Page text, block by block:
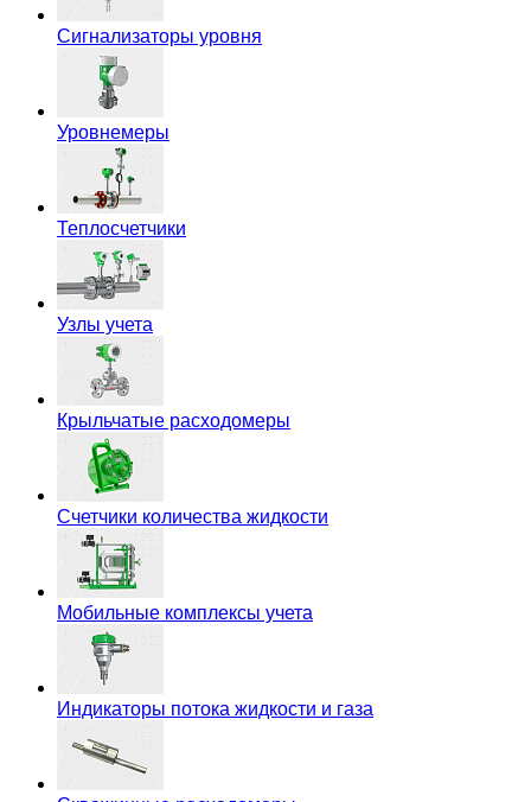
Сигнализаторы уровня
Уровнемеры
Теплосчетчики
Узлы учета
Крыльчатые расходомеры
Счетчики количества жидкости
Мобильные комплексы учета
Индикаторы потока жидкости и газа